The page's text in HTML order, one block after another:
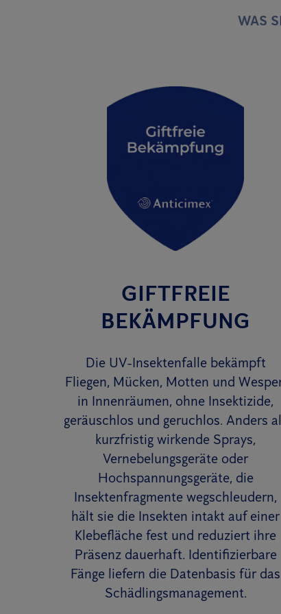
WAS
GIFTFREIE
BEKÄMPFUNG
Die UV-Insektenfalle bekämpft
Fliegen, Mücken, Motten und
in Innenräumen, ohne Insektizide,
geräuschlos und geruchlos. Anders
kurzfristig wirkende Sprays,
Vernebelungsgeräte oder
Hochspannungsgeräte, die
Insektenfragmente wegschleudern,
hält sie die Insekten intakt auf einer
Klebefläche fest und reduziert ihre
Präsenz dauerhaft. Identifizierbare
Fänge liefern die Datenbasis für das
Schädlingsmanagement.